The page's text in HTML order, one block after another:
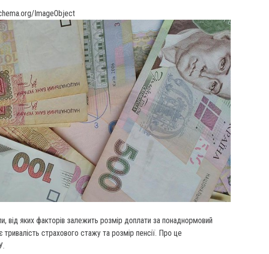
ImageObject
від яких факторів залежить розмір доплати за понаднормовий
страхового стажу та розмір пенсії. Про це